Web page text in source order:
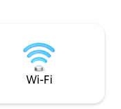
擇，我們期待見到
Wi-Fi